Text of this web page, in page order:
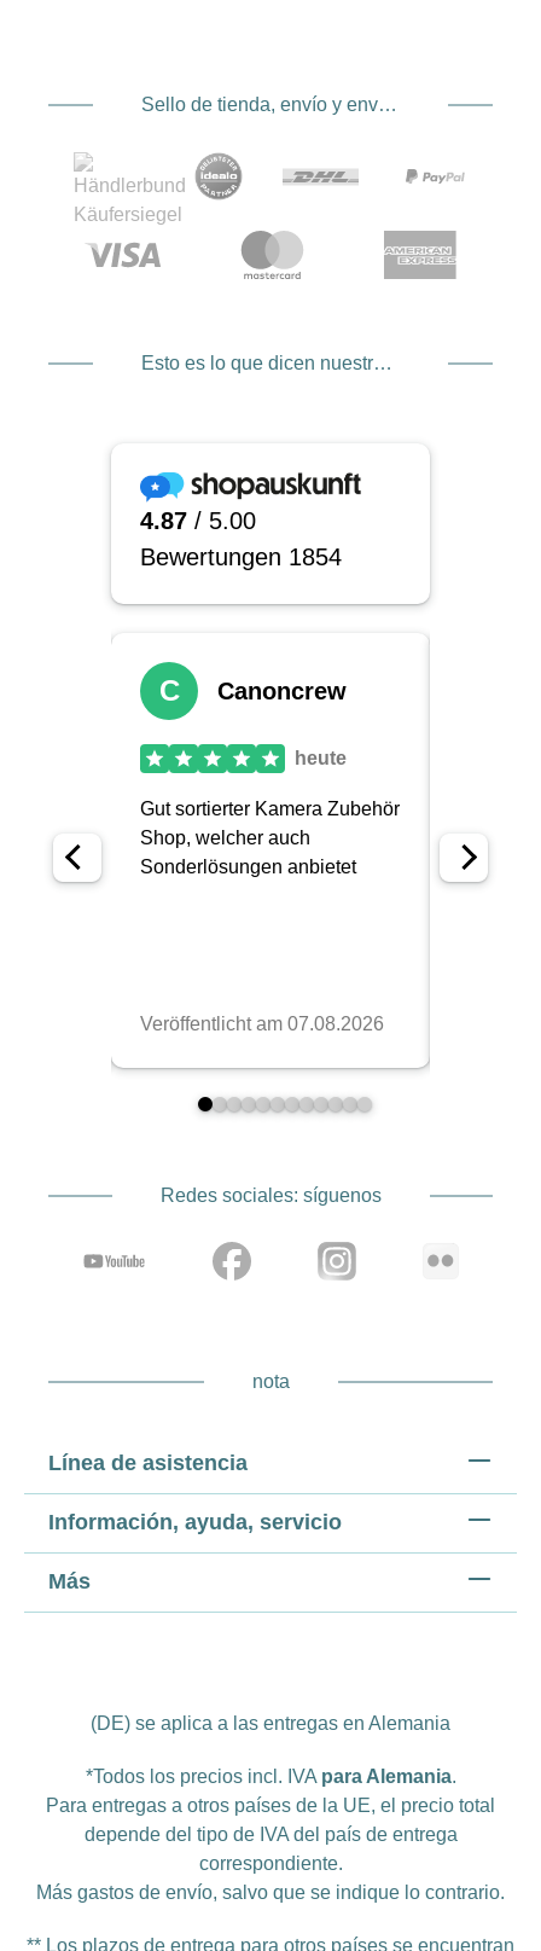
Sello de tienda, envío y envío. Proveedor de servicios de pago
Esto es lo que dicen nuestros clientes
Redes sociales: síguenos
nota
Línea de asistencia
Información, ayuda, servicio
Más
(DE) se aplica a las entregas en Alemania
*Todos los precios incl. IVA para Alemania.
Para entregas a otros países de la UE, el precio total
depende del tipo de IVA del país de entrega
correspondiente.
Más gastos de envío, salvo que se indique lo contrario.
** Los plazos de entrega para otros países se encuentran